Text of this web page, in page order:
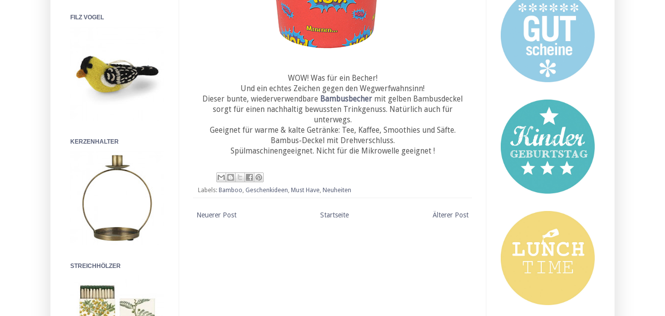
WOW! Was für ein Becher!
Und ein echtes Zeichen gegen den Wegwerfwahnsinn!
Dieser bunte, wiederverwendbare Bambusbecher mit gelben Bambusdeckel
sorgt für einen nachhaltig bewussten Trinkgenuss. Natürlich auch für
unterwegs.
Geeignet für warme & kalte Getränke: Tee, Kaffee, Smoothies und Säfte.
Bambus-Deckel mit Drehverschluss.
Spülmaschinengeeignet. Nicht für die Mikrowelle geeignet !
Labels: Bamboo Geschenkideen Must Have Neuheiten
Neuerer Post Älterer Post
Startseite
FILZ VOGEL
KERZENHALTER
STREICHHÖLZER